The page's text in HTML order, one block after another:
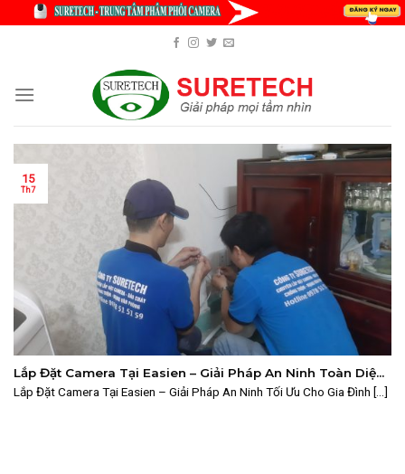
Lắp Đặt Camera Tại Easien – Giải Pháp An Ninh Toàn Diện
Cho Gia Đình Và Doanh Nghiệp
Lắp Đặt Camera Tại Easien – Giải Pháp An Ninh Tối Ưu Cho Gia Đình [...]
15
Th7